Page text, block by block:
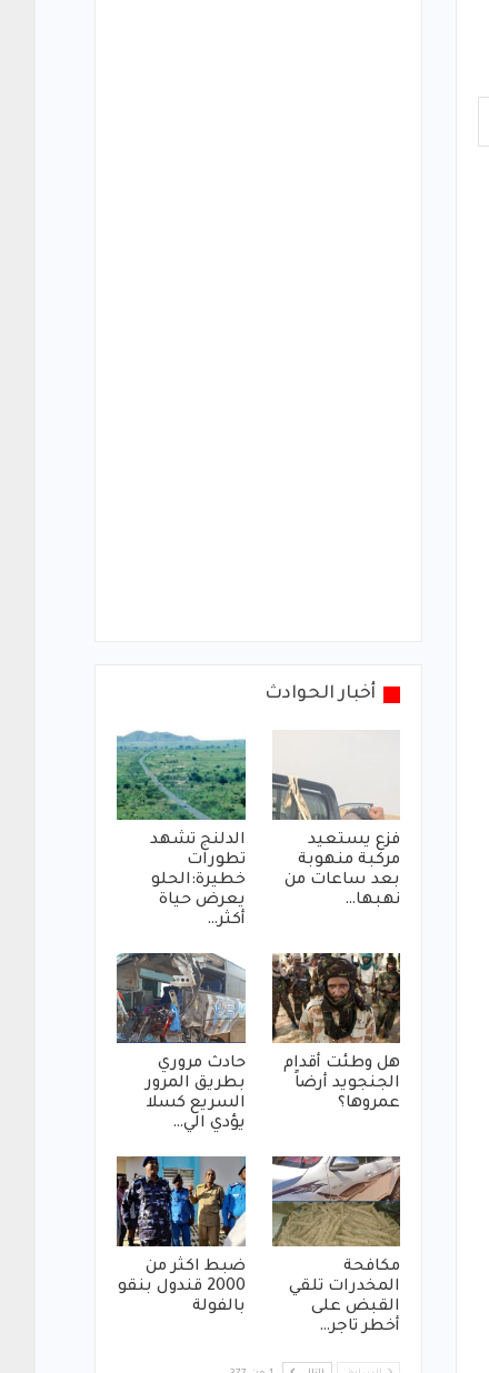
أخبار الحوادث
فزع يستعيد
مركبة منهوبة
بعد ساعات من
نهبها…
الدلنج تشهد
تطورات
خطيرة:الحلو
يعرض حياة
أكثر…
هل وطئت أقدام
الجنجويد أرضاً
عمروها؟
حادث مروري
بطريق المرور
السريع كسلا
يؤدي الي…
مكافحة
المخدرات تلقي
القبض على
أخطر تاجر…
ضبط اكثر من
2000 قندول بنقو
بالفولة